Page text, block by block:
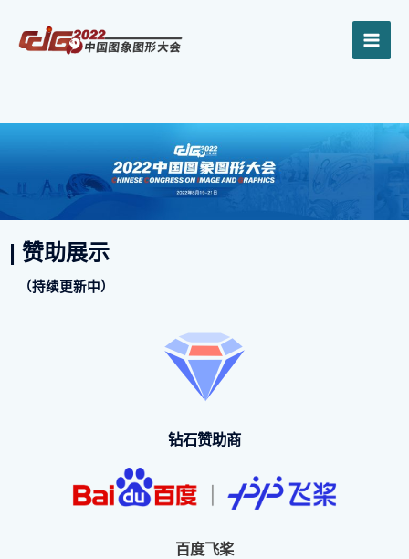
| 赞助展示
（持续更新中）
钻石赞助商
百度飞桨